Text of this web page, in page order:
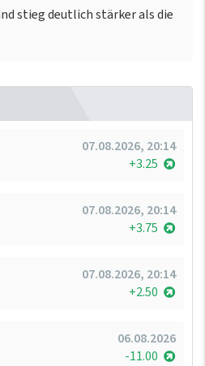
stieg deutlich stärker als die
07.08.2026, 20:14
+3.25
07.08.2026, 20:14
+3.75
07.08.2026, 20:14
+2.50
06.08.2026
-11.00